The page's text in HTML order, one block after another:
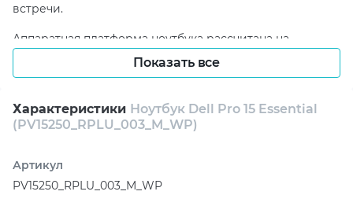
встречи.
Аппаратная платформа ноутбука рассчитана на
стабильную работу в офисных и корпоративных
сценариях. Наличие необходимых интерфейсов
внешних накопителей. Предустановленная
операционная система Windows обеспечивает
спектром программного обеспечения.
Показать все
Характеристики Ноутбук Dell Pro 15 Essential
(PV15250_RPLU_003_M_WP)
Артикул
PV15250_RPLU_003_M_WP